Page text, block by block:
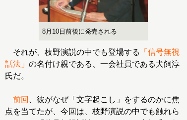
8月10日前後に発売される
それが、枝野演説の中でも登場する
「信号無視
話法」 の名付け親である、一会社員である犬飼淳
氏だ。
前回
、彼がなぜ「文字起こし」をするのかに焦
点を当てたが、今回は、枝野演説の中でも触れら